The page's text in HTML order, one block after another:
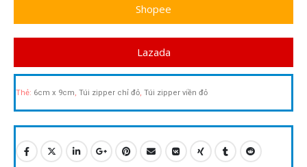
Shopee
Lazada
Thẻ: 6cm x 9cm, Túi zipper chỉ đỏ, Túi zipper viền đỏ